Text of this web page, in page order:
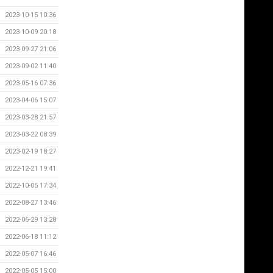
2023-10-15 10:36
2023-10-09 20:18
2023-09-27 21:06
2023-09-02 11:40
2023-05-16 07:36
2023-04-06 15:07
2023-03-28 21:57
2023-03-22 08:39
2023-02-19 18:27
2022-12-21 19:41
2022-10-05 17:34
2022-08-27 13:46
2022-06-29 13:28
2022-06-18 11:12
2022-05-07 16:46
2022-05-05 15:00